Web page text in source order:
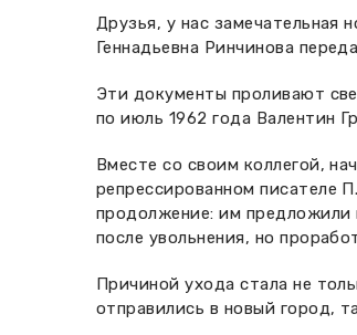
Друзья, у нас замечательная
Геннадьевна Ринчинова
Эти документы проливают
по июль 1962 года Валентин
Вместе со своим коллегой,
репрессированном писателе
продолжение: им предложили
после увольнения, но
Причиной ухода стала не
отправились в новый город,